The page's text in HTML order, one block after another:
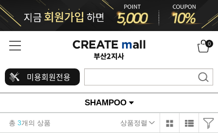
0
미용회원전용
SHAMPOO
총 3개의 상품 상품정렬